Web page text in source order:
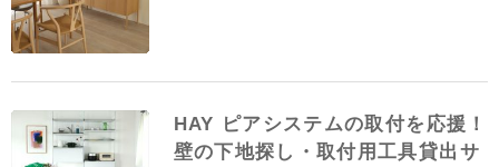
HAY ピアシステムの取付を応援！
壁の下地探し・取付用工具貸出サ